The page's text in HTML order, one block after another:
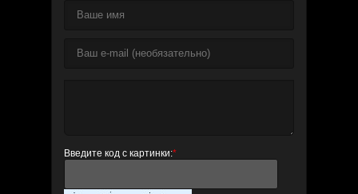
Введите код с картинки:*